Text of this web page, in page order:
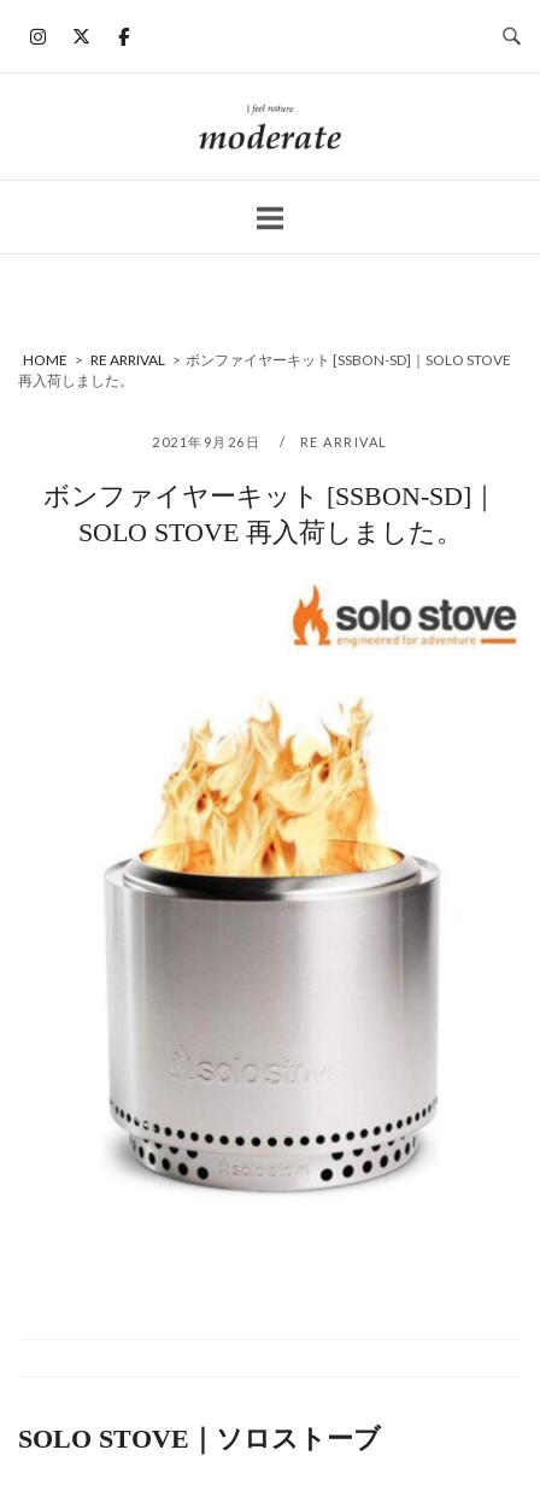
ホ
ー
HOME > RE ARRIVAL > ボンファイヤーキット [SSBON-SD]｜SOLO STOVE
再入荷しました。
2021年9月26日 RE ARRIVAL
ボンファイヤーキット [SSBON-SD]｜
SOLO STOVE 再入荷しました。
SOLO STOVE｜ソロストーブ